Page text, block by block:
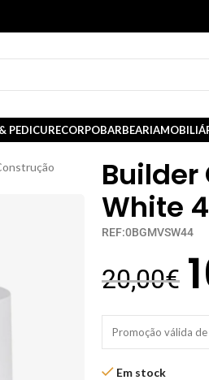
PEDICURECORPOBARBEARIA
Builder
White
REF:0BGMVSW44
20,00€
Promoção válida
Em stock